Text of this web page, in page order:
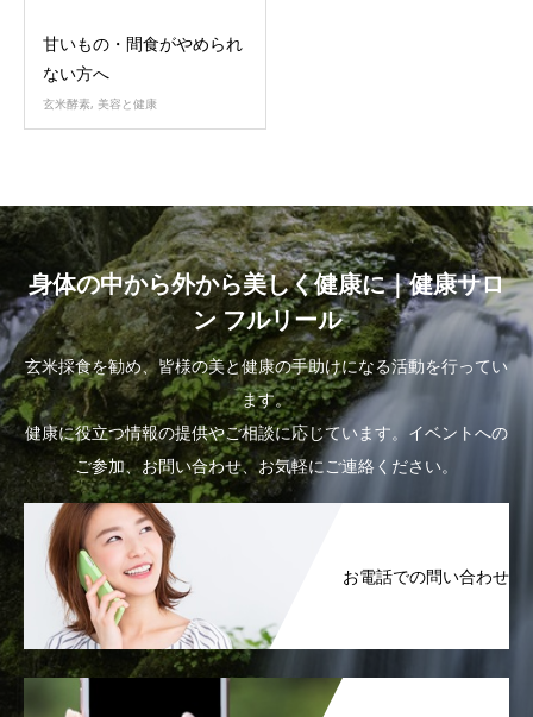
甘いもの・間食がやめられ
ない方へ
玄米酵素, 美容と健康
身体の中から外から美しく健康に｜健康サロ
ン フルリール
玄米採食を勧め、皆様の美と健康の手助けになる活動を行ってい
ます。
健康に役立つ情報の提供やご相談に応じています。イベントへの
ご参加、お問い合わせ、お気軽にご連絡ください。
お電話での問い合わせ